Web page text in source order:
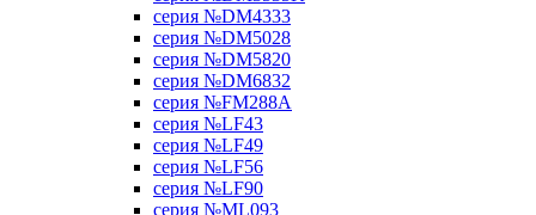
серия №DM4333
серия №DM5028
серия №DM5820
серия №DM6832
серия №FM288A
серия №LF43
серия №LF49
серия №LF56
серия №LF90
серия №ML093